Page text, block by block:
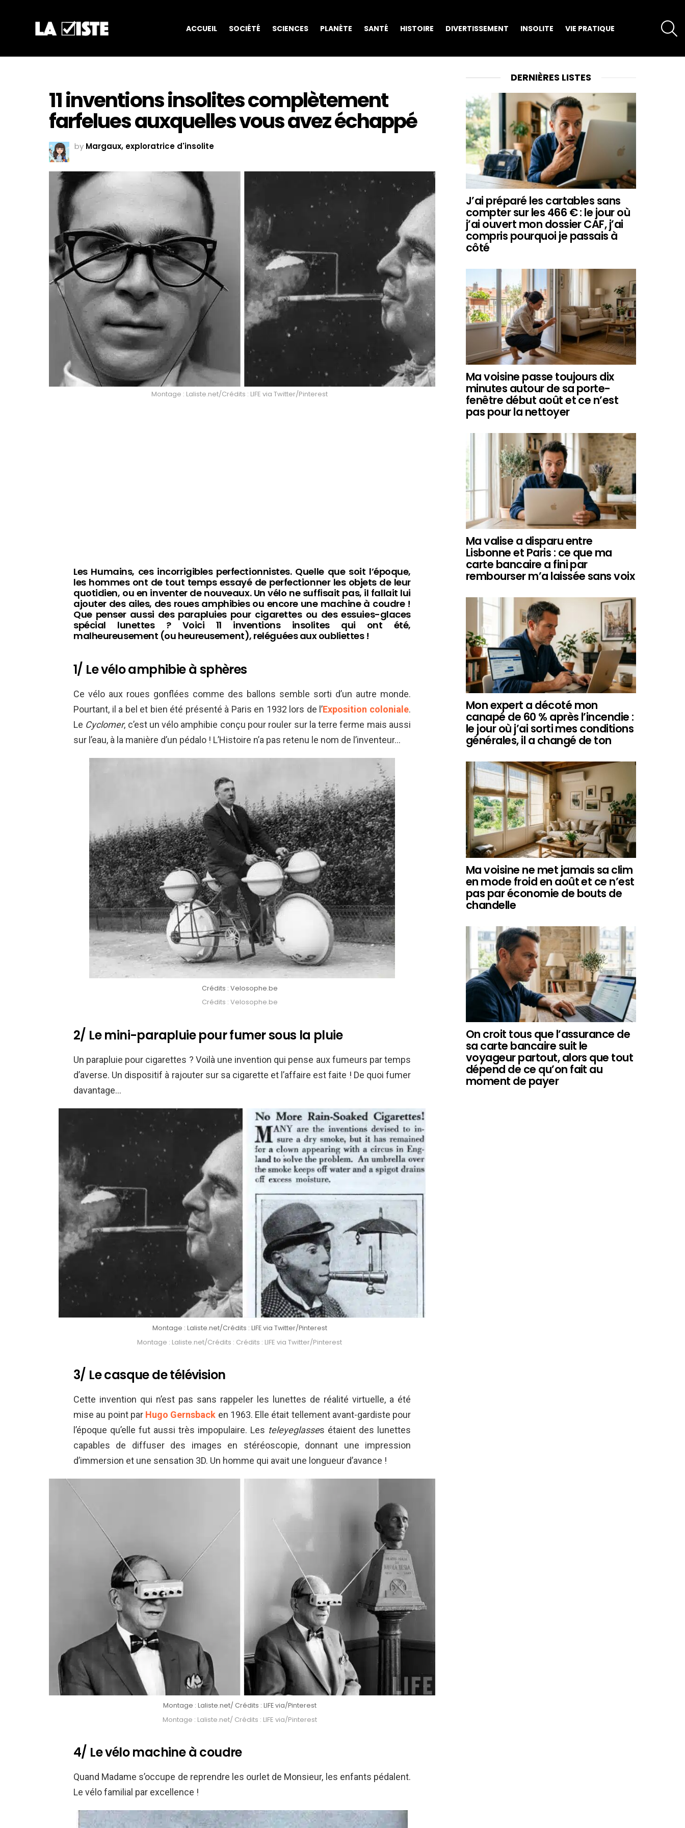
ACCUEIL SOCIÉTÉ SCIENCES PLANÈTE SANTÉ HISTOIRE DIVERTISSEMENT INSOLITE VIE PRATIQUE
11 inventions insolites complètement
farfelues auxquelles vous avez échappé
by Margaux, exploratrice d'insolite
Montage : Laliste.net/Crédits : LIFE via Twitter/Pinterest
Les Humains, ces incorrigibles perfectionnistes. Quelle que soit l’époque,
les hommes ont de tout temps essayé de perfectionner les objets de leur
quotidien, ou en inventer de nouveaux. Un vélo ne suffisait pas, il fallait lui
ajouter des ailes, des roues amphibies ou encore une machine à coudre !
Que penser aussi des parapluies pour cigarettes ou des essuies-glaces
spécial lunettes ? Voici 11 inventions insolites qui ont été,
malheureusement (ou heureusement), reléguées aux oubliettes !
1/ Le vélo amphibie à sphères
Ce vélo aux roues gonflées comme des ballons semble sorti d’un autre monde.
Pourtant, il a bel et bien été présenté à Paris en 1932 lors de l’Exposition coloniale.
Le Cyclomer, c’est un vélo amphibie conçu pour rouler sur la terre ferme mais aussi
sur l’eau, à la manière d’un pédalo ! L’Histoire n’a pas retenu le nom de l’inventeur…
Crédits : Velosophe.be
Crédits : Velosophe.be
2/ Le mini-parapluie pour fumer sous la pluie
Un parapluie pour cigarettes ? Voilà une invention qui pense aux fumeurs par temps
d’averse. Un dispositif à rajouter sur sa cigarette et l’affaire est faite ! De quoi fumer
davantage…
Montage : Laliste.net/Crédits : LIFE via Twitter/Pinterest
Montage : Laliste.net/Crédits : Crédits : LIFE via Twitter/Pinterest
3/ Le casque de télévision
Cette invention qui n’est pas sans rappeler les lunettes de réalité virtuelle, a été
mise au point par Hugo Gernsback en 1963. Elle était tellement avant-gardiste pour
l’époque qu’elle fut aussi très impopulaire. Les teleyeglasses étaient des lunettes
capables de diffuser des images en stéréoscopie, donnant une impression
d’immersion et une sensation 3D. Un homme qui avait une longueur d’avance !
Montage : Laliste.net/ Crédits : LIFE via/Pinterest
Montage : Laliste.net/ Crédits : LIFE via/Pinterest
4/ Le vélo machine à coudre
Quand Madame s’occupe de reprendre les ourlet de Monsieur, les enfants pédalent.
Le vélo familial par excellence !
DERNIÈRES LISTES
J’ai préparé les cartables sans
compter sur les 466 € : le jour où
j’ai ouvert mon dossier CAF, j’ai
compris pourquoi je passais à
côté
Ma voisine passe toujours dix
minutes autour de sa porte-
fenêtre début août et ce n’est
pas pour la nettoyer
Ma valise a disparu entre
Lisbonne et Paris : ce que ma
carte bancaire a fini par
rembourser m’a laissée sans voix
Mon expert a décoté mon
canapé de 60 % après l’incendie :
le jour où j’ai sorti mes conditions
générales, il a changé de ton
Ma voisine ne met jamais sa clim
en mode froid en août et ce n’est
pas par économie de bouts de
chandelle
On croit tous que l’assurance de
sa carte bancaire suit le
voyageur partout, alors que tout
dépend de ce qu’on fait au
moment de payer